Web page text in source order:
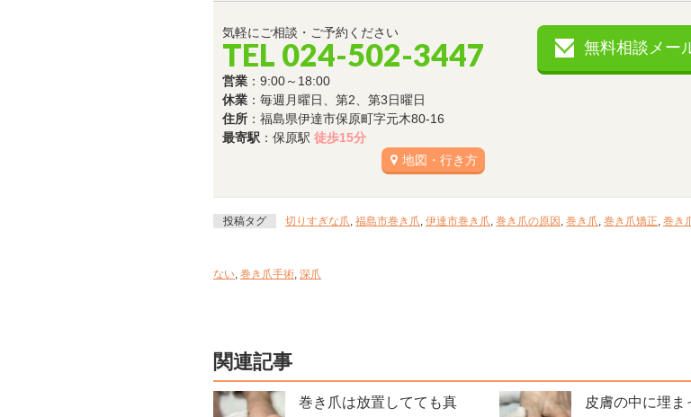
気軽にご相談・ご予約ください
TEL 024-502-3447
営業 ：9:00～18:00
休業 ：毎週月曜日、第2、第3日曜日
住所 ：福島県伊達市保原町字元木80-16
最寄駅 ：保原駅 徒歩15分
地図・行き方
無料相談メー
投稿タグ 切りすぎな爪, 福島市巻き爪, 伊達市巻き爪, 巻き爪の原因 , 巻き爪, 巻き爪矯正, 巻き
ない, 巻き爪手術, 深爪
関連記事
巻き爪は放置してても真
皮膚の中に埋ま